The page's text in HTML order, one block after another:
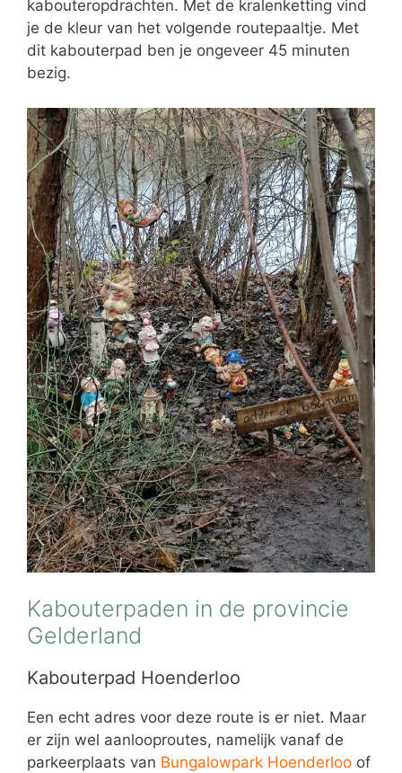
kabouteropdrachten. Met de kralenketting vind
je de kleur van het volgende routepaaltje. Met
dit kabouterpad ben je ongeveer 45 minuten
bezig.
Kabouterpaden in de provincie
Gelderland
Kabouterpad Hoenderloo
Een echt adres voor deze route is er niet. Maar
er zijn wel aanlooproutes, namelijk vanaf de
parkeerplaats van Bungalowpark Hoenderloo of